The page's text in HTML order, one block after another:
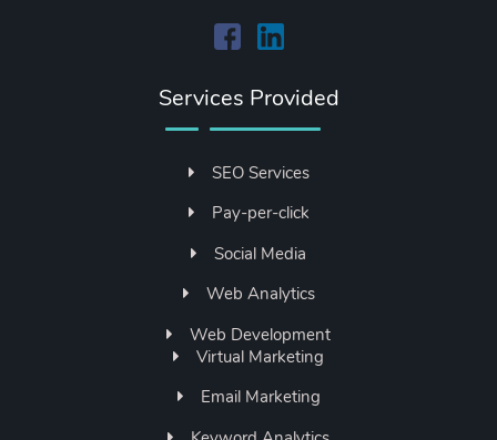
Services Provided
SEO Services
Pay-per-click
Social Media
Web Analytics
Web Development
Virtual Marketing
Email Marketing